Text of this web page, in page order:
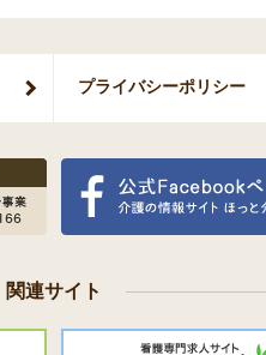
プライバシーポリシー
関連サイト